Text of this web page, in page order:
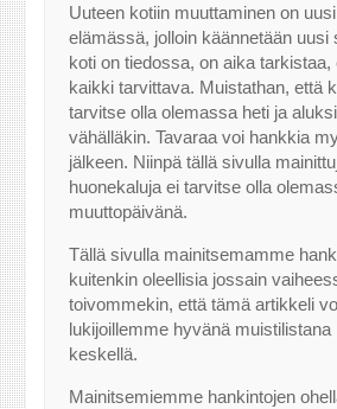
Uuteen kotiin muuttaminen on
elämässä, jolloin käännetään uusi
koti on tiedossa, on aika tarkistaa,
kaikki tarvittava. Muistathan, että
tarvitse olla olemassa heti ja
vähälläkin. Tavaraa voi hankkia
jälkeen. Niinpä tällä sivulla
huonekaluja ei tarvitse olla
muuttopäivänä.
Tällä sivulla mainitsemamme
kuitenkin oleellisia jossain
toivommekin, että tämä artikkeli
lukijoillemme hyvänä muistilistana
keskellä.
Mainitsemiemme hankintojen